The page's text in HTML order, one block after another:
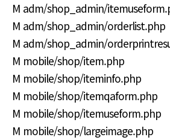
M adm/shop_admin/
M adm/shop_admin/orderlist.php
M adm/shop_admin/
M mobile/shop/item.php
M mobile/shop/iteminfo.php
M mobile/shop/itemqaform.php
M mobile/shop/itemuseform.php
M mobile/shop/largeimage.php